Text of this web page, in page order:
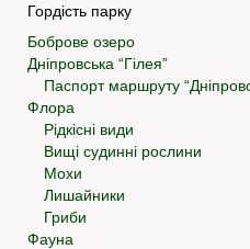
Гордість парку
Боброве озеро
Дніпровська “Гілея”
Паспорт маршруту
Флора
Рідкісні види
Вищі судинні рослини
Мохи
Лишайники
Гриби
Фауна